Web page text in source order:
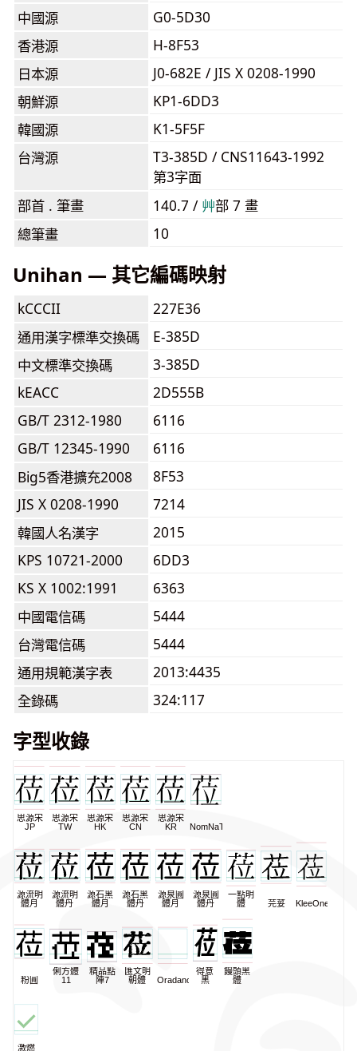
中國源
G0-5D30
香港源
H-8F53
日本源
J0-682E / JIS X 0208-1990
朝鮮源
KP1-6DD3
韓國源
K1-5F5F
台灣源
T3-385D / CNS11643-1992
第3字面
部首 . 筆畫
140.7 / ⾋部 7 畫
總筆畫
10
Unihan — 其它編碼映射
kCCCII
227E36
通用漢字標準交換碼
E-385D
中文標準交換碼
3-385D
kEACC
2D555B
GB/T 2312-1980
6116
GB/T 12345-1990
6116
Big5香港擴充2008
8F53
JIS X 0208-1990
7214
韓國人名漢字
2015
KPS 10721-2000
6DD3
KS X 1002:1991
6363
中國電信碼
5444
台灣電信碼
5444
通用規範漢字表
2013:4435
全錄碼
324:117
字型收錄
思源宋
JP
思源宋
TW
思源宋
HK
思源宋
CN
思源宋
KR
NomNaTong
源流明
體月
源流明
體丹
源石黑
體月
源石黑
體丹
源泉圓
體月
源泉圓
體丹
一點明
體
芫荽 KleeOne
粉圓
俐方體
11
精品點
陣7
匯文明
朝體
Oradano
得意
黑
饅頭黑
體
激燃